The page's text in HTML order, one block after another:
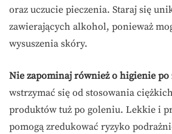
oraz uczucie pieczenia. Staraj się
zawierających alkohol, ponieważ
wysuszenia skóry.
Nie zapominaj również o higienie po
wstrzymać się od stosowania
produktów tuż po goleniu. Lekkie i
pomogą zredukować ryzyko